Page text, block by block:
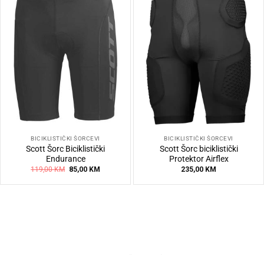
BICIKLISTIČKI ŠORCEVI
Scott Šorc Biciklistički
Endurance
119,00KM Original
was:
85,00 KMCurrent
is:
BICIKLISTIČKI ŠORCEVI
Scott Šorc biciklistički
Protektor Airflex
235,00 KM